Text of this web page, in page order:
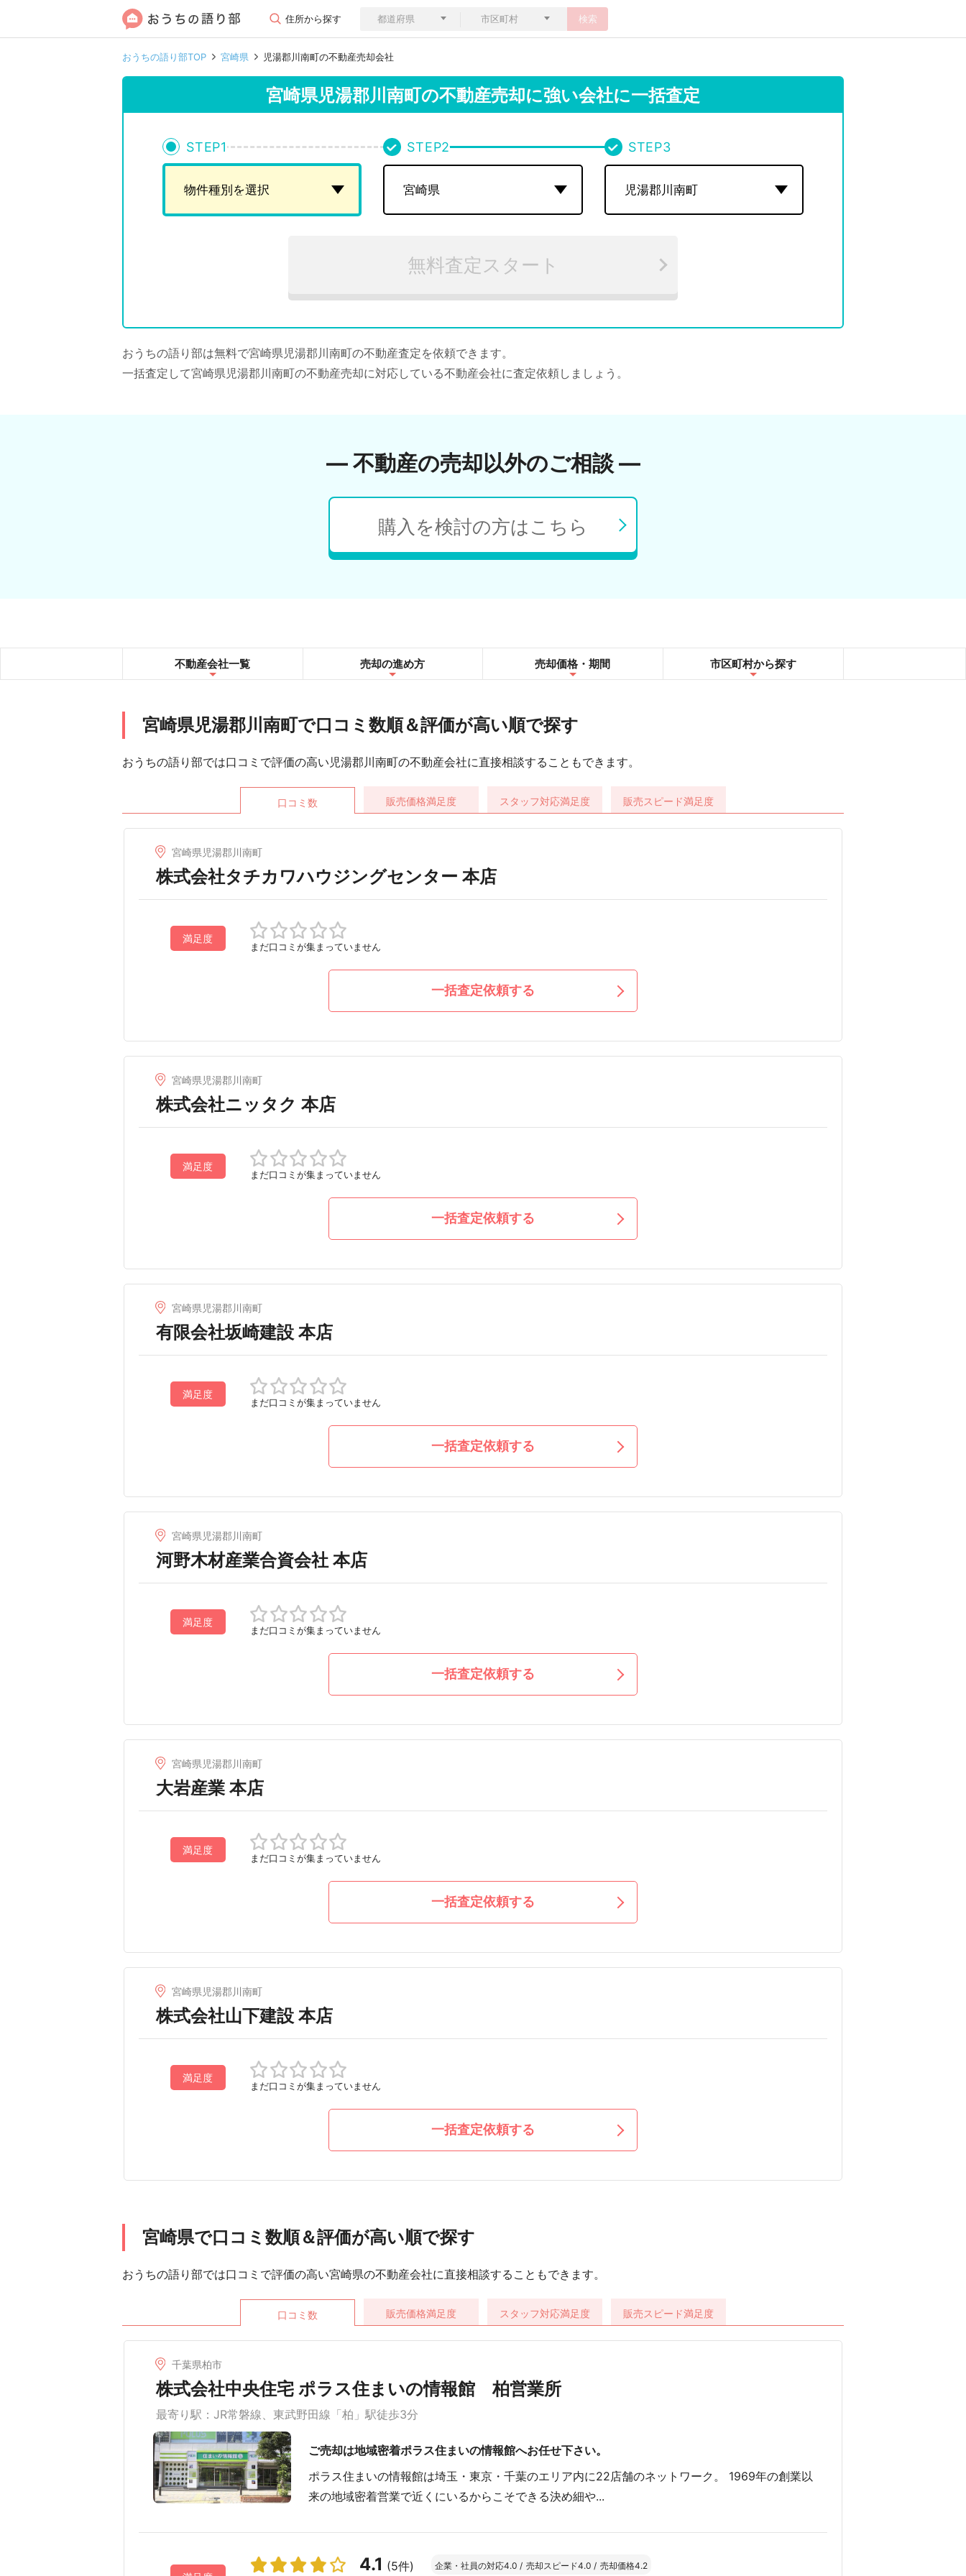
住所から探す 検索
おうちの語り部TOP 宮崎県 児湯郡川南町の不動産売却会社
宮崎県児湯郡川南町の不動産売却に強い会社に一括査定
STEP1 STEP2 STEP3
無料査定スタート
おうちの語り部は無料で宮崎県児湯郡川南町の不動産査定を依頼できます。
一括査定して宮崎県児湯郡川南町の不動産売却に対応している不動産会社に査定依頼しましょう。
― 不動産の売却以外のご相談 ―
購入を検討の方はこちら
不動産会社一覧 売却の進め方 売却価格・期間 市区町村から探す
宮崎県児湯郡川南町で口コミ数順＆評価が高い順で探す
おうちの語り部では口コミで評価の高い児湯郡川南町の不動産会社に直接相談することもできます。
口コミ数 販売価格満足度 スタッフ対応満足度 販売スピード満足度
宮崎県児湯郡川南町
株式会社タチカワハウジングセンター 本店
満足度
まだ口コミが集まっていません
一括査定依頼する
宮崎県児湯郡川南町
株式会社ニッタク 本店
満足度
まだ口コミが集まっていません
一括査定依頼する
宮崎県児湯郡川南町
有限会社坂崎建設 本店
満足度
まだ口コミが集まっていません
一括査定依頼する
宮崎県児湯郡川南町
河野木材産業合資会社 本店
満足度
まだ口コミが集まっていません
一括査定依頼する
宮崎県児湯郡川南町
大岩産業 本店
満足度
まだ口コミが集まっていません
一括査定依頼する
宮崎県児湯郡川南町
株式会社山下建設 本店
満足度
まだ口コミが集まっていません
一括査定依頼する
宮崎県で口コミ数順＆評価が高い順で探す
おうちの語り部では口コミで評価の高い宮崎県の不動産会社に直接相談することもできます。
口コミ数 販売価格満足度 スタッフ対応満足度 販売スピード満足度
千葉県柏市
株式会社中央住宅 ポラス住まいの情報館 柏営業所
最寄り駅：JR常磐線、東武野田線「柏」駅徒歩3分
ご売却は地域密着ポラス住まいの情報館へお任せ下さい。
ポラス住まいの情報館は埼玉・東京・千葉のエリア内に22店舗のネットワーク。 1969年の創業以
来の地域密着営業で近くにいるからこそできる決め細や...
4.1 (5件) 企業・社員の対応4.0 / 売却スピード4.0 / 売却価格4.2